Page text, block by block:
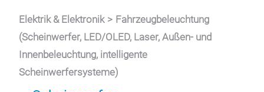
Elektrik & Elektronik
Fahrzeugbeleuchtung
(Scheinwerfer, LED/OLED, Laser, Außen- und
Innenbeleuchtung, intelligente
Scheinwerfersysteme)